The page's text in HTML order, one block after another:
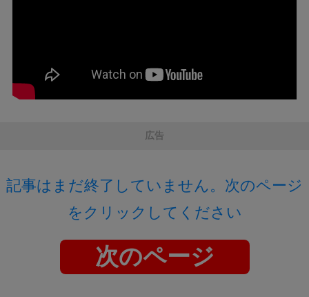
広告
記事はまだ終了していません。次のページ
をクリックしてください
次のページ